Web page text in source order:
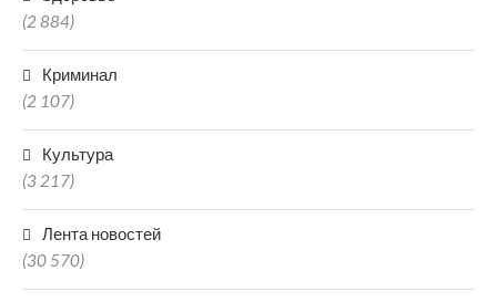
(2 884)
Криминал
(2 107)
Культура
(3 217)
Лента новостей
(30 570)